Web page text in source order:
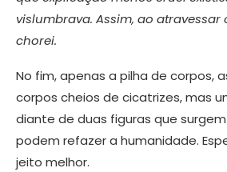
vislumbrava. Assim, ao atravessar
chorei.
No fim, apenas a pilha de corpos,
corpos cheios de cicatrizes, mas
diante de duas figuras que
podem refazer a humanidade.
jeito melhor.